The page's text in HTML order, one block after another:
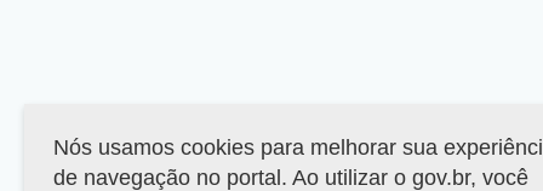
Nós usamos cookies para melhorar sua
de navegação no portal. Ao utilizar o gov.br, você